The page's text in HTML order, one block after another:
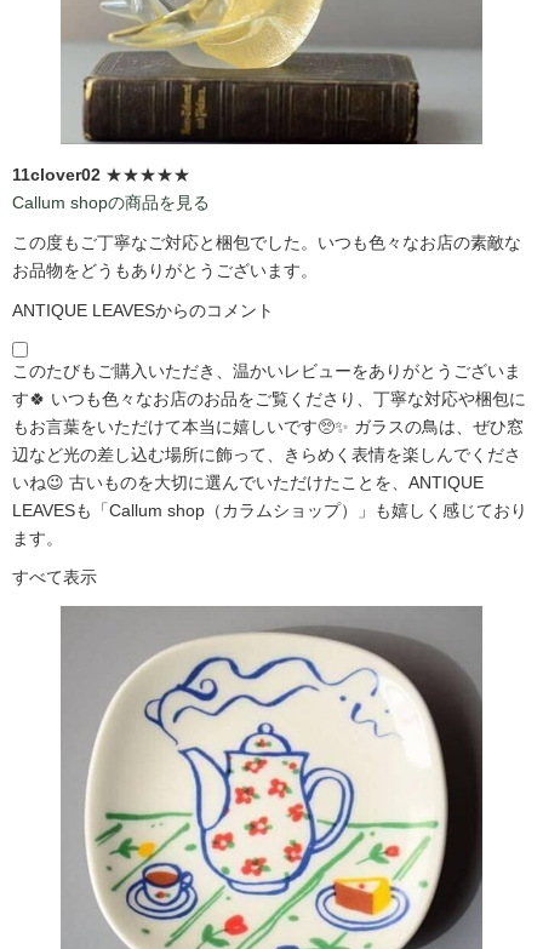
11clover02 ★★★★★
Callum shopの商品を見る
この度もご丁寧なご対応と梱包でした。いつも色々なお店の素敵な
お品物をどうもありがとうございます。
ANTIQUE LEAVESからのコメント
このたびもご購入いただき、温かいレビューをありがとうございま
す🍀 いつも色々なお店のお品をご覧くださり、丁寧な対応や梱包に
もお言葉をいただけて本当に嬉しいです🥺✨ ガラスの鳥は、ぜひ窓
辺など光の差し込む場所に飾って、きらめく表情を楽しんでくださ
いね😉 古いものを大切に選んでいただけたことを、ANTIQUE
LEAVESも「Callum shop（カラムショップ）」も嬉しく感じており
ます。
すべて表示